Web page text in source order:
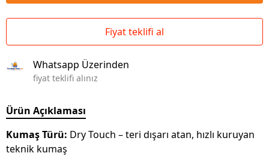
Fiyat teklifi al
Whatsapp Üzerinden
fiyat teklifi alınız
Ürün Açıklaması
Kumaş Türü: Dry Touch – teri dışarı atan, hızlı kuruyan
teknik kumaş